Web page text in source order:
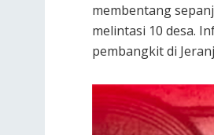
membentang
melintasi 10 desa.
pembangkit di